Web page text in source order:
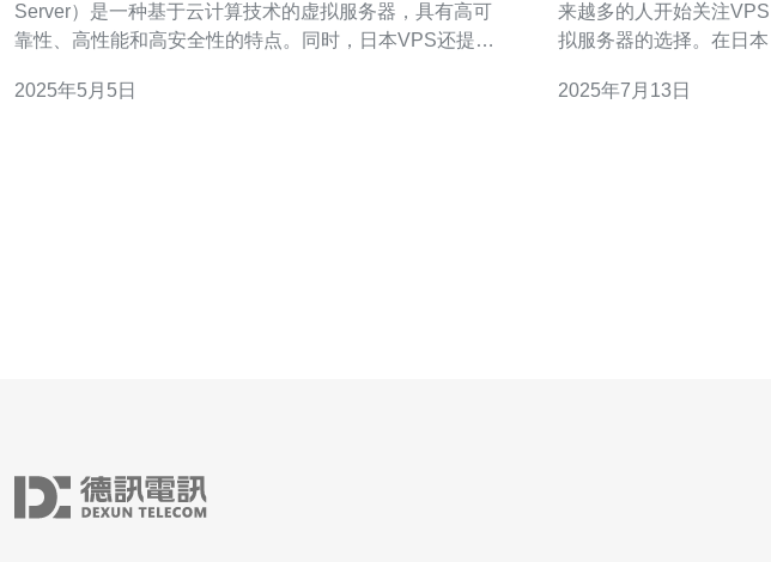
Server）是一种基于云计算技术的虚拟服务器，具有高可
靠性、高性能和高安全性的特点。同时，日本VPS还提供
习程序开发和编程。 VPS是一种将一台物理服务器划分为
2025年5月5日
来越多的人开始关注
拟服务器的选择。在日
的优势和特点。 日本VPS亚马逊拥有多个优势，首先是性
2025年7月13日